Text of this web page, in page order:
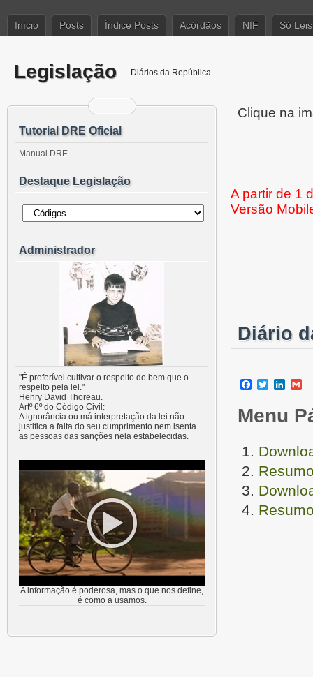
Início Posts Índice Posts Acórdãos NIF Só Leis
Legislação Diários da República
Clique na
A partir de 1
Versão
Diário
Facebook
Twitter
Menu
Tutorial DRE Oficial
Manual DRE
Destaque Legislação
Administrador
"É preferível cultivar o respeito do bem que o
respeito pela lei."
Henry David Thoreau.
Artº 6º do Código Civil:
A ignorância ou má interpretação da lei não
justifica a falta do seu cumprimento nem isenta
as pessoas das sanções nela estabelecidas.
A informação é poderosa, mas o que nos define,
é como a usamos.